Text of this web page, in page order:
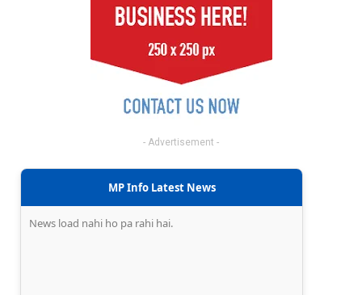
- Advertisement -
MP Info Latest News
News load nahi ho pa rahi hai.